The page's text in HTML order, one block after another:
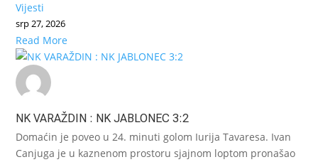
Vijesti
srp 27, 2026
Read More
NK VARAŽDIN : NK JABLONEC 3:2
Domaćin je poveo u 24. minuti golom Iurija Tavaresa. Ivan
Canjuga je u kaznenom prostoru sjajnom loptom pronašao